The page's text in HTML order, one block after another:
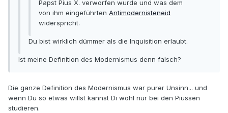
Papst Pius X. verworfen wurde und was dem
von ihm eingeführten Antimodernisteneid
widerspricht.
Du bist wirklich dümmer als die Inquisition erlaubt.
Ist meine Definition des Modernismus denn falsch?
Die ganze Definition des Modernismus war purer Unsinn... und
wenn Du so etwas willst kannst Di wohl nur bei den Piussen
studieren.